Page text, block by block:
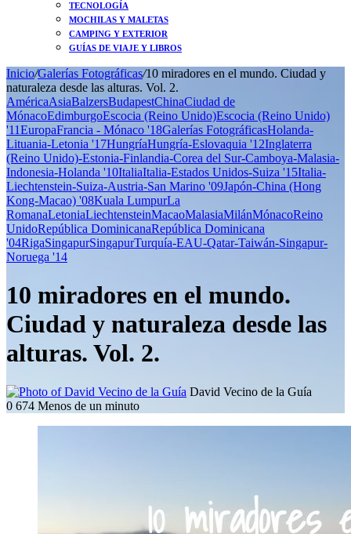
TECNOLOGÍA
MOCHILAS Y MALETAS
CAMPING Y EXTERIOR
GUÍAS DE VIAJE Y LIBROS
Inicio/Galerías Fotográficas/10 miradores en el mundo. Ciudad y
naturaleza desde las alturas. Vol. 2.
AméricaAsiaBalzersBudapestChinaCiudad de
MónacoEdimburgoEscocia (Reino Unido)Escocia (Reino Unido)
'11EuropaFrancia - Mónaco '18Galerías FotográficasHolanda-
Lituania-Letonia '17HungríaHungría-Eslovaquia '12Inglaterra
(Reino Unido)-Estonia-Finlandia-Corea del Sur-Camboya-Malasia-
Indonesia-Holanda '10ItaliaItalia-Estados Unidos-Suiza '15Italia-
Liechtenstein-Suiza-Austria-San Marino '09Japón-China (Hong
Kong-Macao) '08Kuala LumpurLa
RomanaLetoniaLiechtensteinMacaoMalasiaMilánMónacoReino
UnidoRepública DominicanaRepública Dominicana
'04RigaSingapurSingapurTurquía-EAU-Qatar-Taiwán-Singapur-
Noruega '14
10 miradores en el mundo.
Ciudad y naturaleza desde las
alturas. Vol. 2.
David Vecino de la Guía
0 674 Menos de un minuto